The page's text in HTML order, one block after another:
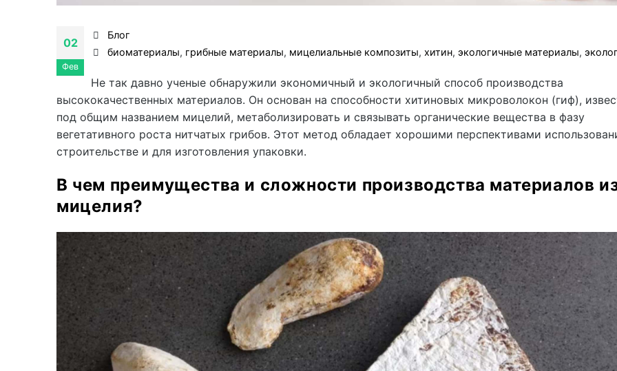
02
Фев
Блог
биоматериалы, грибные материалы, мицелиальные композиты,хитин,экологичные материалы,
Не так давно ученые обнаружили экономичный и экологичный способ производства
высококачественных материалов. Он основан на способности хитиновых микроволокон (гиф),
под общим названием мицелий, метаболизировать и связывать органические вещества в фазу
вегетативного роста нитчатых грибов. Этот метод обладает хорошими перспективами
строительстве и для изготовления упаковки.
В чем преимущества и сложности производства материалов
мицелия?